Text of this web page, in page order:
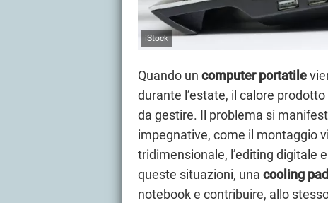
iStock
Quando un computer portatile
durante l’estate, il calore
da gestire. Il problema si
impegnative, come il montaggio
tridimensionale, l’editing digitale
queste situazioni, una cooling pad
notebook e contribuire, allo